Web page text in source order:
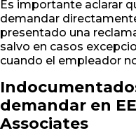
Es importante aclarar
demandar
presentado una
salvo en casos
cuando el empleador
demandar en
Associates